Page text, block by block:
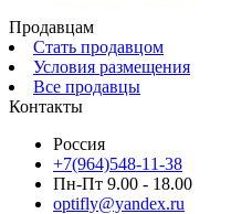
Продавцам
Стать продавцом
Условия размещения
Все продавцы
Контакты
Россия
+7(964)548-11-38
Пн-Пт 9.00 - 18.00
optifly@yandex.ru